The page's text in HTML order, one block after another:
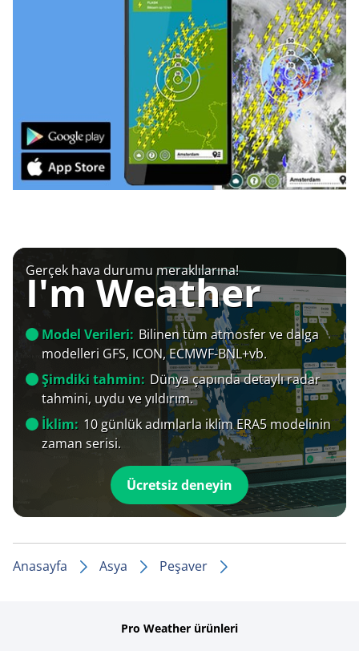
Gerçek hava durumu meraklılarına!
I'm Weather
Model Verileri: Bilinen tüm atmosfer ve dalga
modelleri GFS, ICON, ECMWF-BNL+vb.
Şimdiki tahmin: Dünya çapında detaylı radar
tahmini, uydu ve yıldırım.
İklim: 10 günlük adımlarla iklim ERA5 modelinin
zaman serisi.
Ücretsiz deneyin
Anasayfa Asya Peşaver
Pro Weather ürünleri